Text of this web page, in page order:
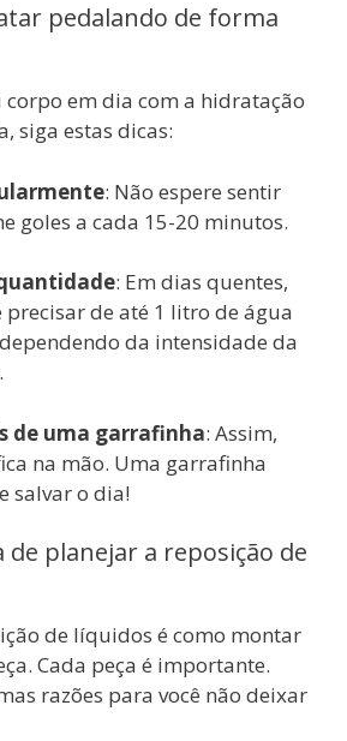
pedalando de forma
corpo em dia com a hidratação
siga estas dicas:
: Não espere sentir
goles a cada 15-20 minutos.
: Em dias quentes,
precisar de até 1 litro de água
da intensidade da
de uma garrafinha: Assim,
na mão. Uma garrafinha
salvar o dia!
planejar a reposição de
de líquidos é como montar
Cada peça é importante.
razões para você não deixar